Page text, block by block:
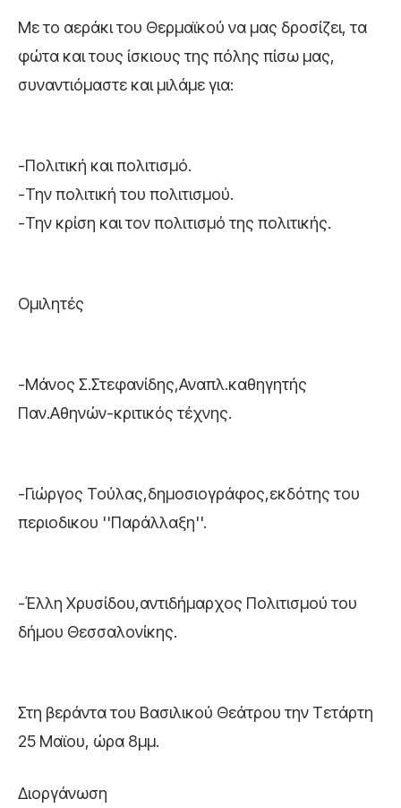
Με το αεράκι του Θερμαϊκού να μας δροσίζει, τα
φώτα και τους ίσκιους της πόλης πίσω μας,
συναντιόμαστε και μιλάμε για:
-Πολιτική και πολιτισμό.
-Την πολιτική του πολιτισμού.
-Την κρίση και τον πολιτισμό της πολιτικής.
Ομιλητές
-Μάνος Σ.Στεφανίδης,Αναπλ.καθηγητής
Παν.Αθηνών-κριτικός τέχνης.
-Γιώργος Τούλας,δημοσιογράφος,εκδότης του
περιοδικου ''Παράλλαξη''.
-Έλλη Χρυσίδου,αντιδήμαρχος Πολιτισμού του
δήμου Θεσσαλονίκης.
Στη βεράντα του Βασιλικού Θεάτρου την Τετάρτη
25 Μαϊου, ώρα 8μμ.
Διοργάνωση